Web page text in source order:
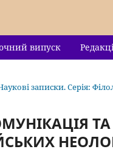
випуск
записки. Серія: